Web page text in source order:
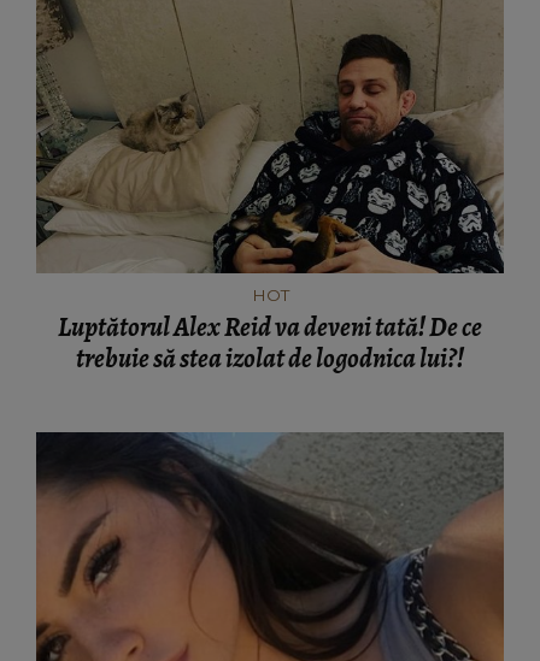
HOT
Luptătorul Alex Reid va deveni tată! De ce
trebuie să stea izolat de logodnica lui?!